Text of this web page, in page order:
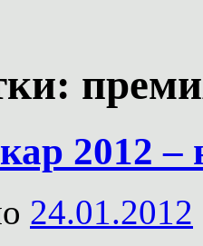
2012 –
24.01.2012